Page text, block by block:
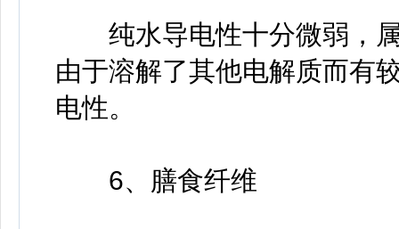
纯水导电性十分微弱，属
由于溶解了其他电解质而有
电性。
6、膳食纤维